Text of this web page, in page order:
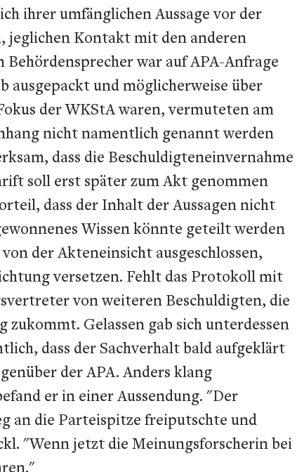
ihrer umfänglichen Aussage vor der
jeglichen Kontakt mit den anderen
war auf APA-Anfrage
ausgepackt und möglicherweise über
der WKStA waren, vermuteten am
nicht namentlich genannt werden
dass die Beschuldigteneinvernahme
soll erst später zum Akt genommen
dass der Inhalt der Aussagen nicht
Wissen könnte geteilt werden
der Akteneinsicht ausgeschlossen,
versetzen. Fehlt das Protokoll mit
von weiteren Beschuldigten, die
Gelassen gab sich unterdessen
dass der Sachverhalt bald aufgeklärt
der APA. Anders klang
er in einer Aussendung. "Der
an die Parteispitze freiputschte und
"Wenn jetzt die Meinungsforscherin bei